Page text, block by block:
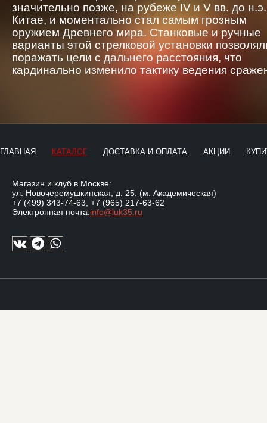
значительно позже, на рубеже IV и V вв. до
Китае, и моментально стал самым грозным
оружием Древнего мира. Станковые и ручные
варианты этой стрелковой установки
поражать цели с дальнего расстояния, что
кардинально изменило тактику ведения
ГЛАВНАЯ КАТАЛОГ ДОСТАВКА И ОПЛАТА АКЦИИ
Магазин и клуб в Москве:
ул. Новочеремушкинская, д. 25. (м. Академическая)
+7 (499) 343-74-63 +7 (965) 217-63-62
Электронная почта:info@luk35.ru